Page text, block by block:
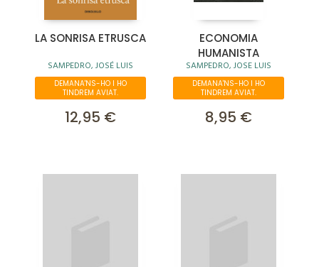
LA SONRISA ETRUSCA
SAMPEDRO, JOSÉ LUIS
DEMANA'NS-HO I HO
TINDREM AVIAT.
12,95 €
ECONOMIA
HUMANISTA
SAMPEDRO, JOSE LUIS
DEMANA'NS-HO I HO
TINDREM AVIAT.
8,95 €